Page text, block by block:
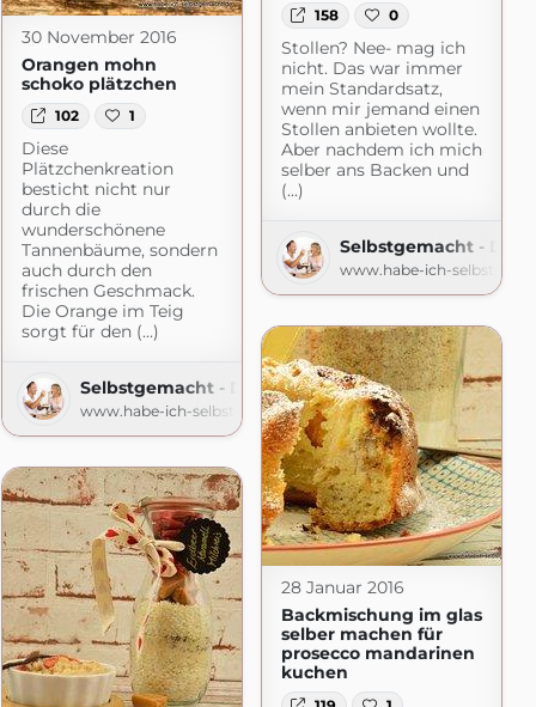
30 November 2016
Orangen mohn
schoko plätzchen
102 1
Diese
Plätzchenkreation
besticht nicht nur
durch die
wunderschönene
Tannenbäume, sondern
auch durch den
frischen Geschmack.
Die Orange im Teig
sorgt für den (...)
Selbstgemacht - Der Foodblog
www.habe-ich-selbstgemacht.de
158 0
Stollen? Nee- mag ich
nicht. Das war immer
mein Standardsatz,
wenn mir jemand einen
Stollen anbieten wollte.
Aber nachdem ich mich
selber ans Backen und
(...)
Selbstgemacht - Der
www.habe-ich-
28 Januar 2016
Backmischung im glas
selber machen für
prosecco mandarinen
kuchen